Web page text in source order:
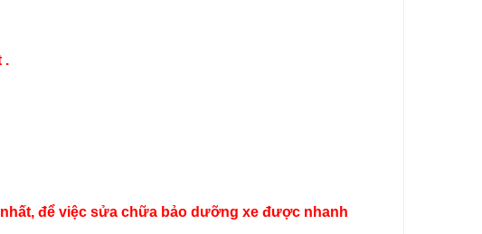
.
để việc sửa chữa bảo dưỡng xe được nhanh